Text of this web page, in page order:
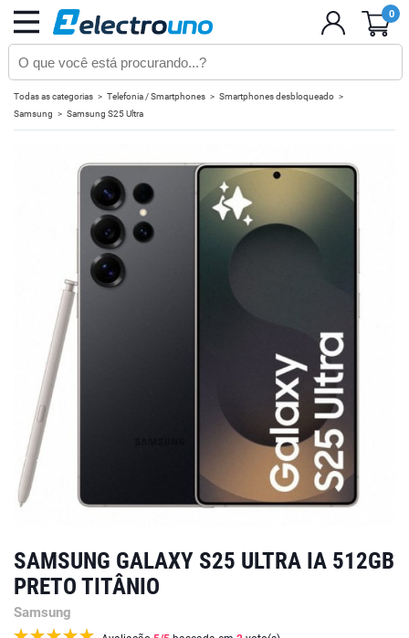
0
Todas as categorias Telefonia / Smartphones
Smartphones desbloqueado
Samsung
Samsung S25 Ultra
SAMSUNG GALAXY S25 ULTRA IA 512GB
PRETO TITÂNIO
Samsung